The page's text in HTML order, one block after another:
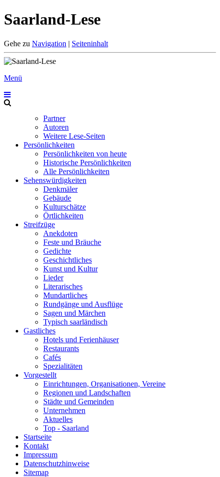
Saarland-Lese
Gehe zu Navigation | Seiteninhalt
Menü
Partner
Autoren
Weitere Lese-Seiten
Persönlichkeiten
Persönlichkeiten von heute
Historische Persönlichkeiten
Alle Persönlichkeiten
Sehenswürdigkeiten
Denkmäler
Gebäude
Kulturschätze
Örtlichkeiten
Streifzüge
Anekdoten
Feste und Bräuche
Gedichte
Geschichtliches
Kunst und Kultur
Lieder
Literarisches
Mundartliches
Rundgänge und Ausflüge
Sagen und Märchen
Typisch saarländisch
Gastliches
Hotels und Ferienhäuser
Restaurants
Cafés
Spezialitäten
Vorgestellt
Einrichtungen, Organisationen, Vereine
Regionen und Landschaften
Städte und Gemeinden
Unternehmen
Aktuelles
Top - Saarland
Startseite
Kontakt
Impressum
Datenschutzhinweise
Sitemap